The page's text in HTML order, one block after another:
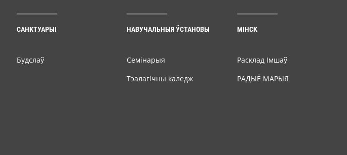
САНКТУАРЫІ
Будслаў
НАВУЧАЛЬНЫЯ ЎСТАНОВЫ
Семiнарыя
Тэалагічны каледж
МІНСК
Расклад Імшаў
РАДЫЁ МАРЫЯ